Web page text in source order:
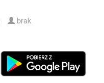
brak